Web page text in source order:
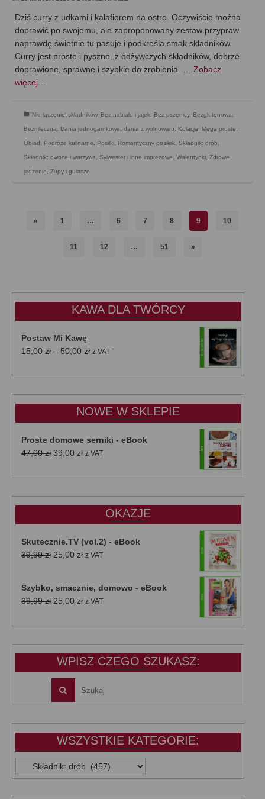
Dziś curry z udkami i kalafiorem na ostro. Oczywiście można
doprawić po swojemu, ale zaproponowany zestaw przypraw
naprawdę świetnie tu pasuje i podkreśla smak składników.
Curry jest proste i pyszne, z odżywczych składników, dobrze
doprawione, sprawne i szybkie do zrobienia. … Zobacz
więcej…
'Nie-łączenie' składników, Bez nabiału i jajek Bez pszenicy, Bezglutenowa
Bezmleczna Dania jednogarnkowe dania z wolnowaru Kolacja Mega proste
Obiad Podróże kulinarne Posiłki Romantyczny posiłek Składnik: drób
Składnik: owoce i warzywa Sylwester i inne imprezowe Walentynki Zdrowe
jedzenie Zupy i gulasze
« 1 … 6 7 8 9 10
11 12 … 51 »
KAWA DLA TWÓRCY
Postaw Mi Kawę
15,00 zł – 50,00 złZakres
od
do
50,00 zł
z VAT
NOWE W SKLEPIE
Proste domowe serniki - eBook
47,00zł Pierwotna
wynosiła:
39,00 złAktualna
wynosi:
z VAT
OKAZJE
Skutecznie.TV (vol.2) - eBook
39,99zł Pierwotna
39,99 zł.
25,00 złAktualna
25,00 zł.
z VAT
Szybko, smacznie, domowo - eBook
39,99zł Pierwotna
wynosiła:
25,00 złAktualna
wynosi:
z VAT
WPISZ CZEGO SZUKASZ:
WSZYSTKIE KATEGORIE:
WSZYSTKIE
KATEGORIE: